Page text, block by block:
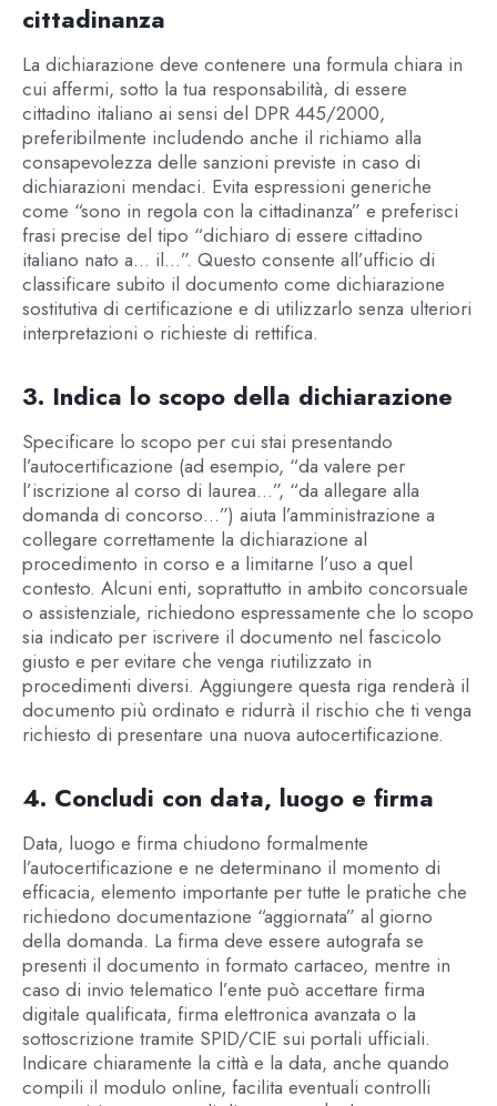
cittadinanza
La dichiarazione deve contenere una formula chiara in
cui affermi, sotto la tua responsabilità, di essere
cittadino italiano ai sensi del DPR 445/2000,
preferibilmente includendo anche il richiamo alla
consapevolezza delle sanzioni previste in caso di
dichiarazioni mendaci. Evita espressioni generiche
come “sono in regola con la cittadinanza” e preferisci
frasi precise del tipo “dichiaro di essere cittadino
italiano nato a… il…”. Questo consente all’ufficio di
classificare subito il documento come dichiarazione
sostitutiva di certificazione e di utilizzarlo senza ulteriori
interpretazioni o richieste di rettifica.
3. Indica lo scopo della dichiarazione
Specificare lo scopo per cui stai presentando
l’autocertificazione (ad esempio, “da valere per
l’iscrizione al corso di laurea…”, “da allegare alla
domanda di concorso…”) aiuta l’amministrazione a
collegare correttamente la dichiarazione al
procedimento in corso e a limitarne l’uso a quel
contesto. Alcuni enti, soprattutto in ambito concorsuale
o assistenziale, richiedono espressamente che lo scopo
sia indicato per iscrivere il documento nel fascicolo
giusto e per evitare che venga riutilizzato in
procedimenti diversi. Aggiungere questa riga renderà il
documento più ordinato e ridurrà il rischio che ti venga
richiesto di presentare una nuova autocertificazione.
4. Concludi con data, luogo e firma
Data, luogo e firma chiudono formalmente
l’autocertificazione e ne determinano il momento di
efficacia, elemento importante per tutte le pratiche che
richiedono documentazione “aggiornata” al giorno
della domanda. La firma deve essere autografa se
presenti il documento in formato cartaceo, mentre in
caso di invio telematico l’ente può accettare firma
digitale qualificata, firma elettronica avanzata o la
sottoscrizione tramite SPID/CIE sui portali ufficiali.
Indicare chiaramente la città e la data, anche quando
compili il modulo online, facilita eventuali controlli